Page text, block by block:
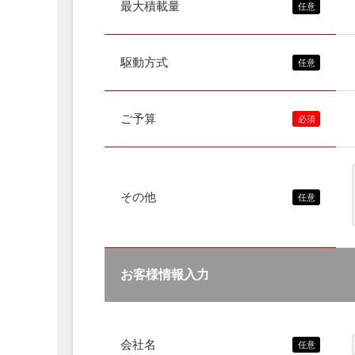
最大積載量
駆動方式
ご予算
その他
お客様情報入力
会社名